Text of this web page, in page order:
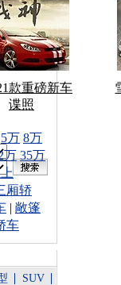
款重磅新车
谍照
5万 8万
万 35万
厢轿
| 敞篷
车
SUV